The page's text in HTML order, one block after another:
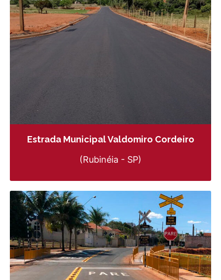
Estrada Municipal Valdomiro Cordeiro
(Rubinéia - SP)